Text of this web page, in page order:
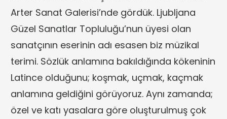
Arter Sanat Galerisi’nde gördük. Ljubljana
Güzel Sanatlar Topluluğu’nun üyesi olan
sanatçının eserinin adı esasen biz müzikal
terimi. Sözlük anlamına bakıldığında kökeninin
Latince olduğunu; koşmak, uçmak, kaçmak
anlamına geldiğini görüyoruz. Aynı zamanda;
özel ve katı yasalara göre oluşturulmuş çok